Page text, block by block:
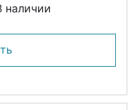
наличии